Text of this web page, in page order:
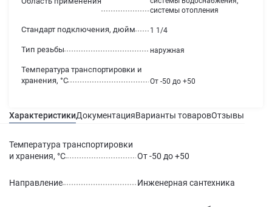
Температура транспортировки и
хранения, °С
От -50 до +50
системы отопления
Стандарт подключения, дюйм 1 1/4
Тип резьбы наружная
ХарактеристикиДокументацияВарианты товаровОтзывы
Температура транспортировки
и хранения, °С
От -50 до +50
Направление Инженерная сантехника